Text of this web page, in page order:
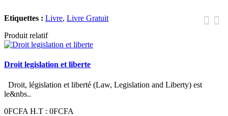
Etiquettes : Livre, Livre Gratuit
Produit relatif
Droit legislation et liberte
Droit, législation et liberté (Law, Legislation and Liberty) est
le&nbs..
0FCFA H.T : 0FCFA